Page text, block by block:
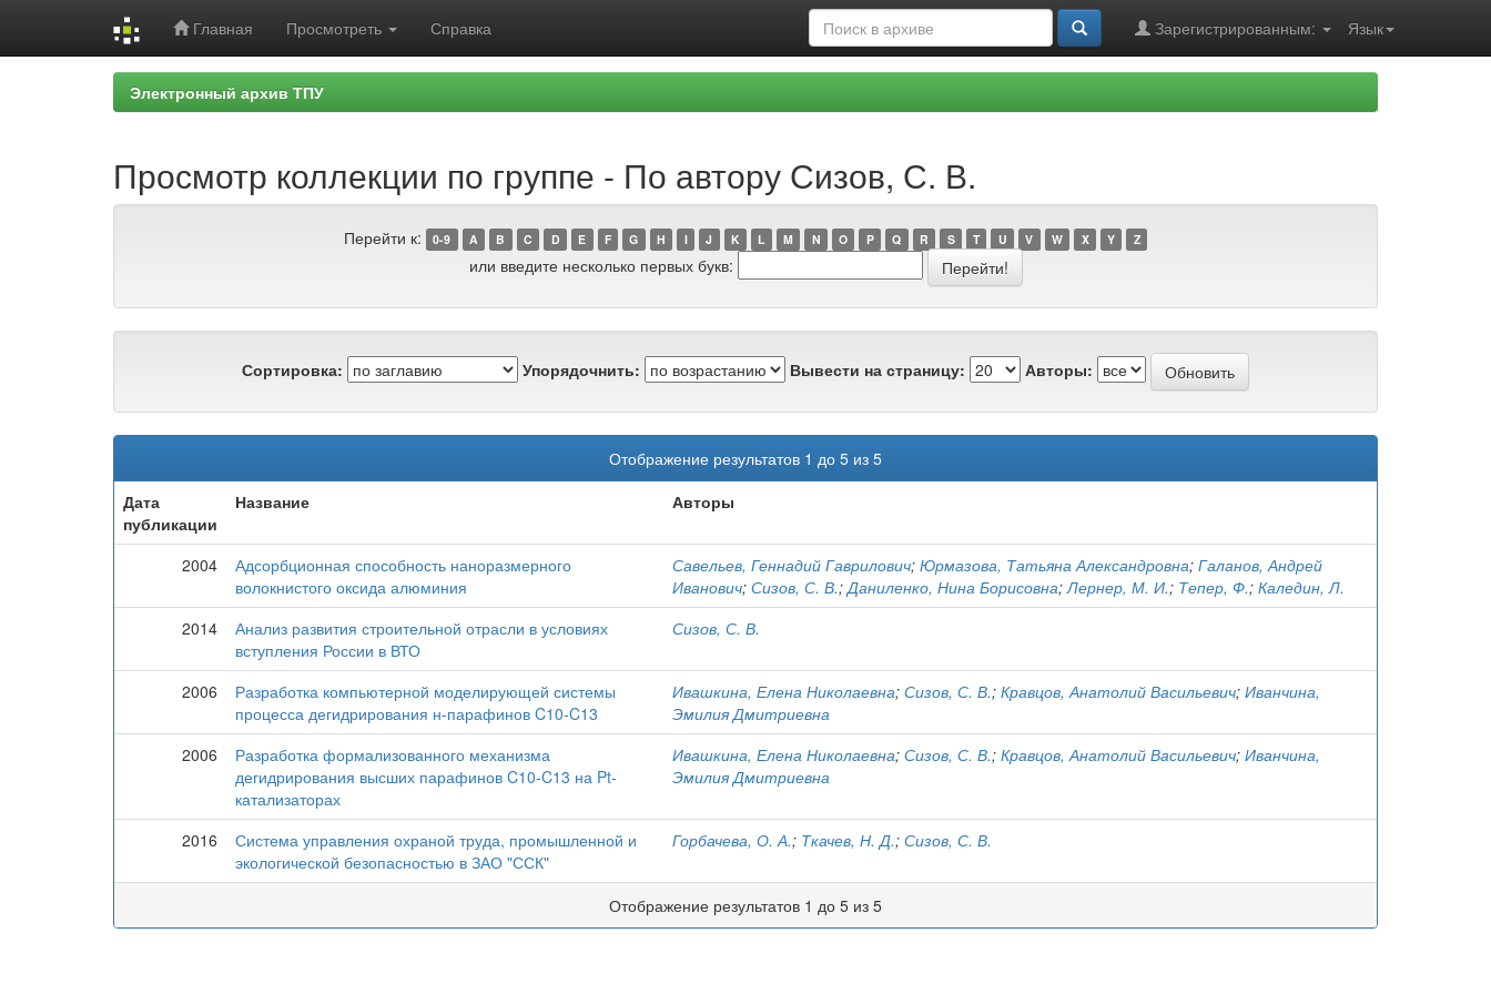
Главная Просмотреть Справка Язык
Зарегистрированным:
Электронный архив ТПУ
Просмотр коллекции по группе - По автору Сизов, С. В.
Перейти к: 0-9 A B C D E F G H I J K L M N O P Q R S T U V W X Y Z
или введите несколько первых букв:
Сортировка: Упорядочнить: Вывести на страницу: Авторы:
Отображение результатов 1 до 5 из 5
Дата
публикации
Название Авторы
2004
Адсорбционная способность наноразмерного
волокнистого оксида алюминия
Савельев, Геннадий Гаврилович; Юрмазова, Татьяна Александровна; Галанов, Андрей
Иванович; Сизов, С. В.;Даниленко, Нина Борисовна;Лернер, М. И.; Тепер, Ф.; Каледин, Л.
2014
Анализ развития строительной отрасли в условиях
вступления России в ВТО
Сизов, С. В.
2006
Разработка компьютерной моделирующей системы
процесса дегидрирования н-парафинов C10-C13
Ивашкина, Елена Николаевна; Сизов, С. В.; Кравцов, Анатолий Васильевич; Иванчина,
Эмилия Дмитриевна
2006
Разработка формализованного механизма
дегидрирования высших парафинов C10-C13 на Pt-
катализаторах
Ивашкина, Елена Николаевна; Сизов, С. В.; Кравцов, Анатолий Васильевич; Иванчина,
Эмилия Дмитриевна
2016
Система управления охраной труда, промышленной и
экологической безопасностью в ЗАО "ССК"
Горбачева, О. А.; Ткачев, Н. Д.; Сизов, С. В.
Отображение результатов 1 до 5 из 5